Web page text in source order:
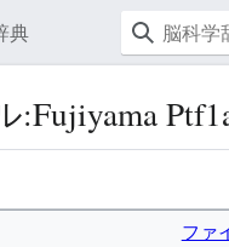
典
:Fujiyama
ファ